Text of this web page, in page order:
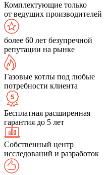
Комплектующие только
от ведущих производителей
более 60 лет безупречной
репутации на рынке
Газовые котлы под любые
потребности клиента
Бесплатная расширенная
гарантия до 5 лет
Собственный центр
исследований и разработок